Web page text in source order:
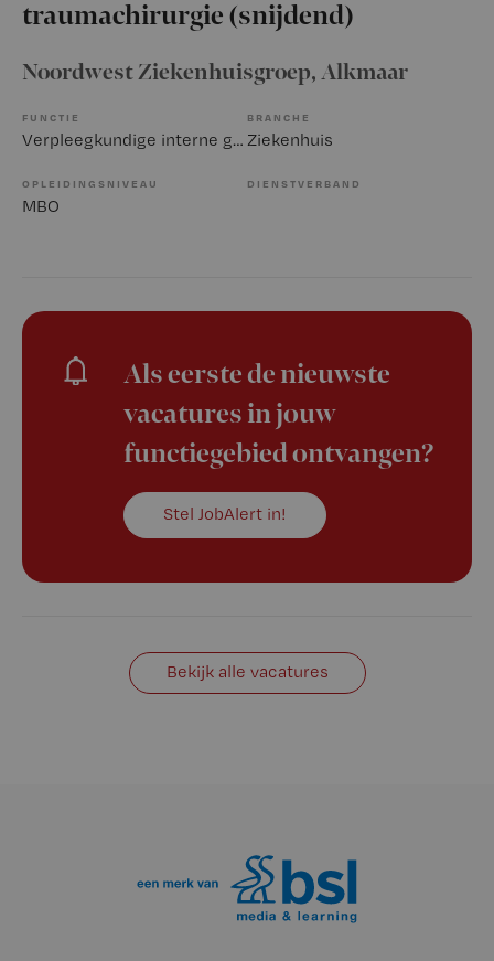
traumachirurgie (snijdend)
Noordwest Ziekenhuisgroep, Alkmaar
FUNCTIE
Verpleegkundige interne geneeskunde
BRANCHE
Ziekenhuis
OPLEIDINGSNIVEAU
MBO
DIENSTVERBAND
Als eerste de nieuwste
vacatures in jouw
functiegebied ontvangen?
Stel JobAlert in!
Bekijk alle vacatures